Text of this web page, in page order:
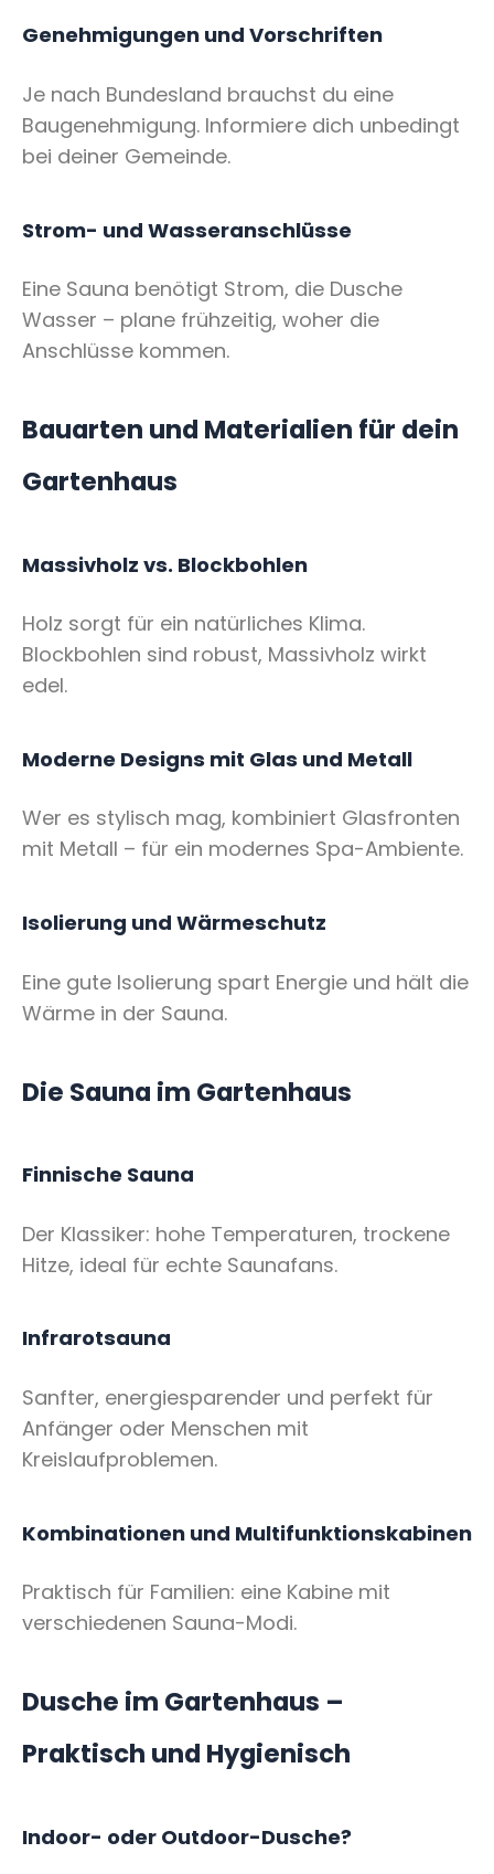
Genehmigungen und Vorschriften
Je nach Bundesland brauchst du eine
Baugenehmigung. Informiere dich unbedingt
bei deiner Gemeinde.
Strom- und Wasseranschlüsse
Eine Sauna benötigt Strom, die Dusche
Wasser – plane frühzeitig, woher die
Anschlüsse kommen.
Bauarten und Materialien für dein
Gartenhaus
Massivholz vs. Blockbohlen
Holz sorgt für ein natürliches Klima.
Blockbohlen sind robust, Massivholz wirkt
edel.
Moderne Designs mit Glas und Metall
Wer es stylisch mag, kombiniert Glasfronten
mit Metall – für ein modernes Spa-Ambiente.
Isolierung und Wärmeschutz
Eine gute Isolierung spart Energie und hält die
Wärme in der Sauna.
Die Sauna im Gartenhaus
Finnische Sauna
Der Klassiker: hohe Temperaturen, trockene
Hitze, ideal für echte Saunafans.
Infrarotsauna
Sanfter, energiesparender und perfekt für
Anfänger oder Menschen mit
Kreislaufproblemen.
Kombinationen und Multifunktionskabinen
Praktisch für Familien: eine Kabine mit
verschiedenen Sauna-Modi.
Dusche im Gartenhaus –
Praktisch und Hygienisch
Indoor- oder Outdoor-Dusche?